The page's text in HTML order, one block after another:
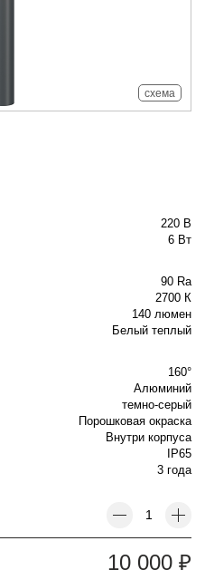
схема
220 В
6 Вт
90 Ra
2700 К
140 люмен
Белый теплый
160°
Алюминий
темно-серый
Порошковая окраска
Внутри корпуса
IP65
3 года
10 000 ₽